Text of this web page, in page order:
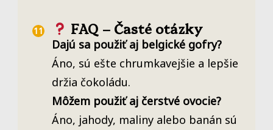
FAQ – Časté otázky
Dajú sa použiť aj belgické gofry?
Áno, sú ešte chrumkavejšie a lepšie
držia čokoládu.
Môžem použiť aj čerstvé ovocie?
Áno, jahody, maliny alebo banán sú